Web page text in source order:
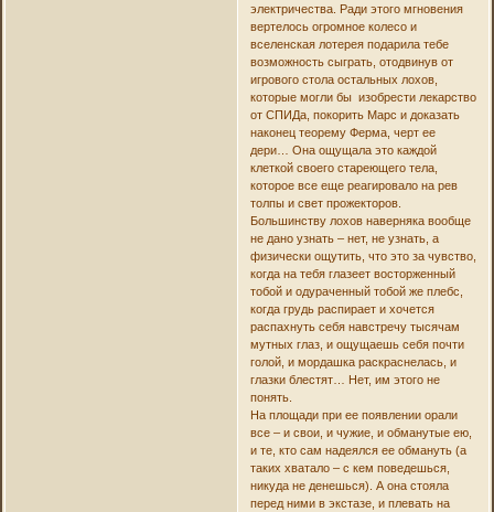
электричества. Ради этого мгновения
вертелось огромное колесо и
вселенская лотерея подарила тебе
возможность сыграть, отодвинув от
игрового стола остальных лохов,
которые могли бы изобрести лекарство
от СПИДа, покорить Марс и доказать
наконец теорему Ферма, черт ее
дери… Она ощущала это каждой
клеткой своего стареющего тела,
которое все еще реагировало на рев
толпы и свет прожекторов.
Большинству лохов наверняка вообще
не дано узнать – нет, не узнать, а
физически ощутить, что это за чувство,
когда на тебя глазеет восторженный
тобой и одураченный тобой же плебс,
когда грудь распирает и хочется
распахнуть себя навстречу тысячам
мутных глаз, и ощущаешь себя почти
голой, и мордашка раскраснелась, и
глазки блестят… Нет, им этого не
понять.
На площади при ее появлении орали
все – и свои, и чужие, и обманутые ею,
и те, кто сам надеялся ее обмануть (а
таких хватало – с кем поведешься,
никуда не денешься). А она стояла
перед ними в экстазе, и плевать на